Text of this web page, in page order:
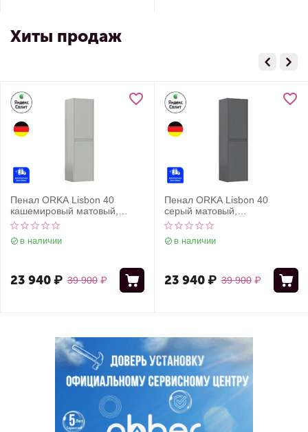
Хиты продаж
Пенал ORKA Lisbon 40
кашемировый матовый,
универсальный
в наличии
39 900 ₽
23 940₽
Пенал ORKA Lisbon 40
серый матовый,
универсальный
в наличии
39 900 ₽
23 940₽